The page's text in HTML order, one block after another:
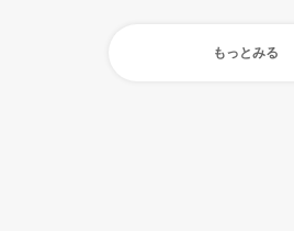
もっとみる